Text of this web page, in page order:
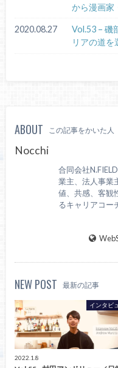
から漫画家
2020.08.27
Vol.53 – 磯
リアの道を
ABOUT この記事をかいた人
Nocchi
合同会社
業主、法人事業
値、共感、客観
るキャリアコー
NEW POST 最新の記事
インタビ
2022.1.8